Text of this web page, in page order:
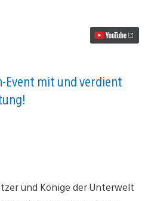
Event mit und verdient
und Könige der Unterwelt